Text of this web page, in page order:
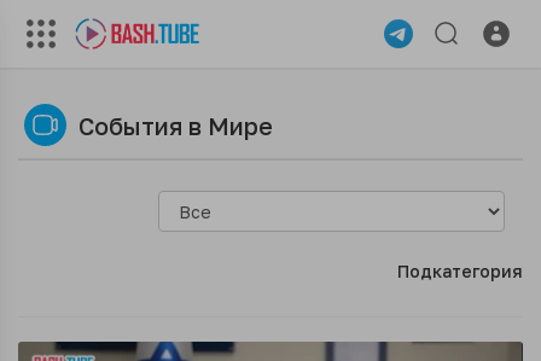
События в Мире
Подкатегория